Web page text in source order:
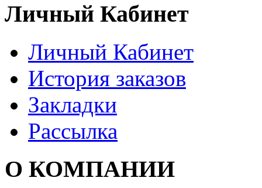
Личный Кабинет
Личный Кабинет
История заказов
Закладки
Рассылка
О КОМПАНИИ